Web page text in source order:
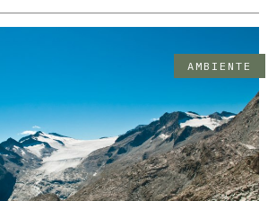
AMBIENTE